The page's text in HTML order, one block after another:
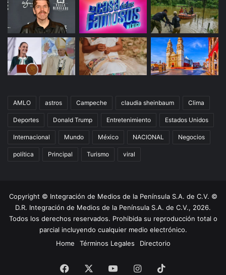
AMLO astros Campeche claudia sheinbaum Clima
Deportes Donald Trump Entretenimiento Estados Unidos
Internacional Mundo México NACIONAL Negocios
política Principal Turismo viral
Copyright © Integración de Medios de la Península S.A. de C.V. ©
D.R. Integración de Medios de la Península S.A. de C.V., 2026.
Todos los derechos reservados. Prohibida su reproducción total o
parcial incluyendo cualquier medio electrónico.
Home
Términos Legales Directorio
Facebook YouTubeInstagram